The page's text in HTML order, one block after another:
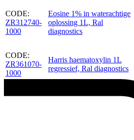
CODE:
ZR312740-
1000
Eosine 1% in waterachtige
oplossing 1L, Ral
diagnostics
CODE:
ZR361070-
1000
Harris haematoxylin 1L
regressief, Ral diagnostics